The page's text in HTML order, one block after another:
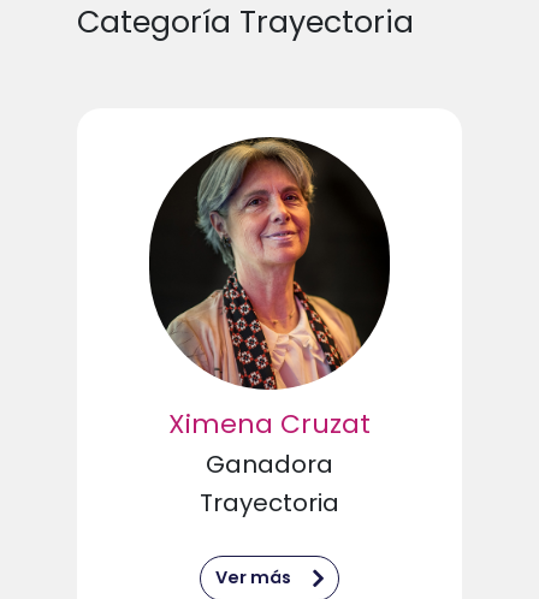
Categoría Trayectoria
Ximena Cruzat
Ganadora
Trayectoria
Ver más